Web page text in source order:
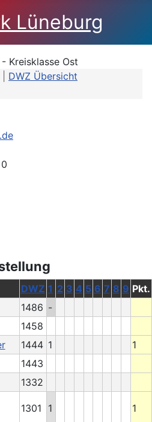
Lüneburg
Kreisklasse Ost
DWZ Übersicht
DWZ 1 2 3 4 5 6 7 8 9 Pkt.
1486 -
1458
1444 1
1
1443
1332
1301 1 1